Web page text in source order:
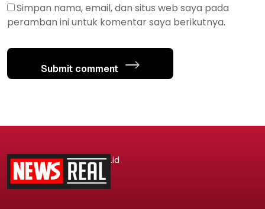
Simpan nama, email, dan situs web saya pada
peramban ini untuk komentar saya berikutnya.
Submit comment
.id